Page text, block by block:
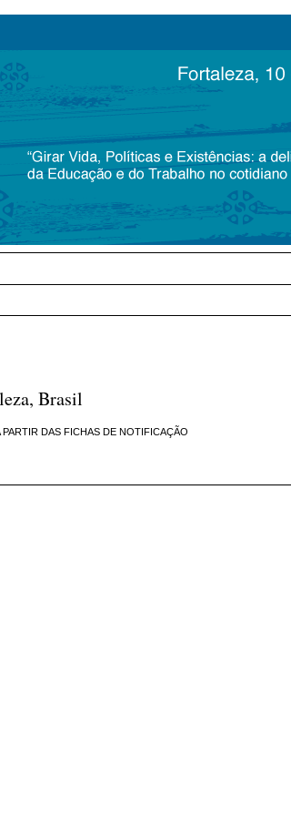
Brasil
DAS FICHAS DE NOTIFICAÇÃO